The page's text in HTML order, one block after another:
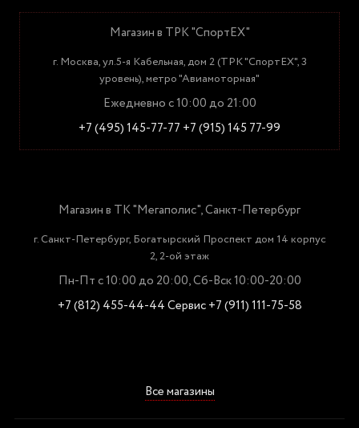
Магазин в ТРК "СпортЕХ"
г. Москва, ул.5-я Кабельная, дом 2 (ТРК "СпортЕХ", 3
уровень), метро "Авиамоторная"
Ежедневно с 10:00 до 21:00
+7 (495) 145-77-77 +7 (915) 145 77-99
Магазин в ТК "Мегаполис", Санкт-Петербург
г. Санкт-Петербург, Богатырский Проспект дом 14 корпус
2, 2-ой этаж
Пн-Пт с 10:00 до 20:00, Сб-Вск 10:00-20:00
+7 (812) 455-44-44Сервис +7 (911) 111-75-58
Все магазины